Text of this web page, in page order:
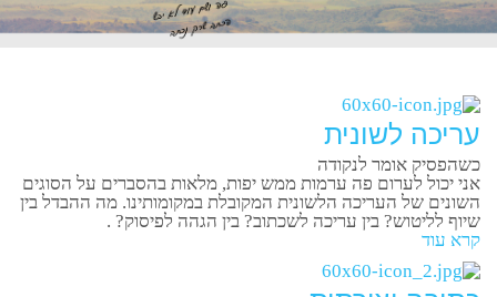
עריכה לשונית
כשהפסיק אומר לנקודה
אני יכול לערום פה ערמות ממש יפות, מלאות בהסברים על הסוגים
השונים של העריכה הלשונית המקובלת במקומותינו. מה ההבדל בין
שיוף לליטוש? בין עריכה לשכתוב? בין הגהה לפיסוק? .
קרא עוד